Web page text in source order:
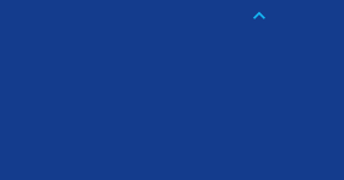
keyboard_arrow_down